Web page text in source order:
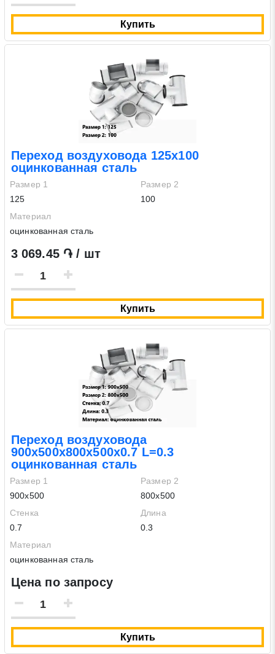
Купить
Переход воздуховода 125х100
оцинкованная сталь
Размер 1
125
Размер 2
100
Материал
оцинкованная сталь
3 069.45 ֏ / шт
Купить
Переход воздуховода
900х500х800х500х0.7 L=0.3
оцинкованная сталь
Размер 1
900х500
Размер 2
800х500
Стенка
0.7
Длина
0.3
Материал
оцинкованная сталь
Цена по запросу
Купить